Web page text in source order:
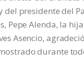
del presidente del
Pepe Alenda, la
Asencio,
durante